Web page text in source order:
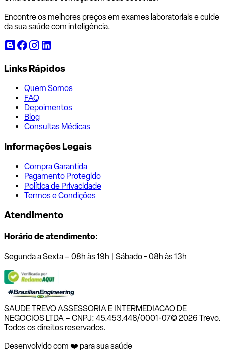
Encontre os melhores preços em exames laboratoriais e cuide
da sua saúde com inteligência.
Links Rápidos
Quem Somos
FAQ
Depoimentos
Blog
Consultas Médicas
Informações Legais
Compra Garantida
Pagamento Protegido
Política de Privacidade
Termos e Condições
Atendimento
Horário de atendimento:
Segunda a Sexta – 08h às 19h | Sábado - 08h às 13h
SAUDE TREVO ASSESSORIA E INTERMEDIACAO DE
NEGOCIOS LTDA – CNPJ: 45.453.448/0001-07© 2026 Trevo.
Todos os direitos reservados.
Desenvolvido com ❤️ para sua saúde